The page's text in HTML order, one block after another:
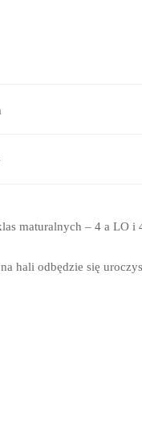
maturalnych – 4 a LO
hali odbędzie się